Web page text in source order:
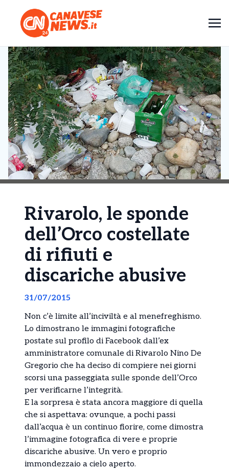
Rivarolo, le sponde
dell’Orco costellate
di rifiuti e
discariche abusive
31/07/2015
Non c’è limite all’inciviltà e al menefreghismo.
Lo dimostrano le immagini fotografiche
postate sul profilo di Facebook dall’ex
amministratore comunale di Rivarolo Nino De
Gregorio che ha deciso di compiere nei giorni
scorsi una passeggiata sulle sponde dell’Orco
per verificarne l’integrità.
E la sorpresa è stata ancora maggiore di quella
che si aspettava: ovunque, a pochi passi
dall’acqua è un continuo fiorire, come dimostra
l’immagine fotografica di vere e proprie
discariche abusive. Un vero e proprio
immondezzaio a cielo aperto.